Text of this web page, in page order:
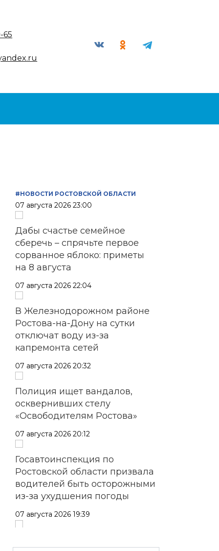
65
#НОВОСТИ РОСТОВСКОЙ ОБЛАСТИ
07 августа 2026 23:00
Дабы счастье семейное
сберечь – спрячьте первое
сорванное яблоко: приметы
на 8 августа
07 августа 2026 22:04
В Железнодорожном районе
Ростова-на-Дону на сутки
отключат воду из-за
капремонта сетей
07 августа 2026 20:32
Полиция ищет вандалов,
осквернивших стелу
«Освободителям Ростова»
07 августа 2026 20:12
Госавтоинспекция по
Ростовской области призвала
водителей быть осторожными
из-за ухудшения погоды
07 августа 2026 19:39